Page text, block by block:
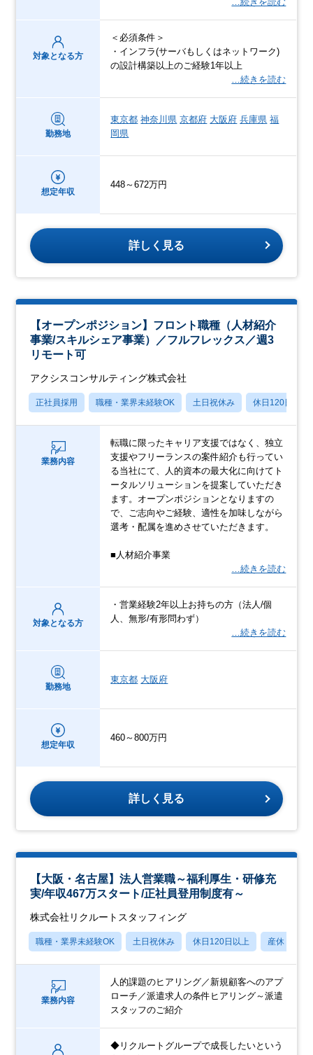
対象となる方
＜必須条件＞
・インフラ(サーバもしくはネットワーク)
の設計構築以上のご経験1年以上
…続きを読む
勤務地
東京都 神奈川県 京都府 大阪府 兵庫県 福
岡県
想定年収
448～672万円
詳しく見る
【オープンポジション】フロント職種（人材紹介
事業/スキルシェア事業）／フルフレックス／週3
リモート可
アクシスコンサルティング株式会社
正社員採用 職種・業界未経験OK 土日祝休み 休日120日以上
業務内容
転職に限ったキャリア支援ではなく、独立
支援やフリーランスの案件紹介も行ってい
る当社にて、人的資本の最大化に向けてト
ータルソリューションを提案していただき
ます。オープンポジションとなりますの
で、ご志向やご経験、適性を加味しながら
選考・配属を進めさせていただきます。
■人材紹介事業
…続きを読む
対象となる方
・営業経験2年以上お持ちの方（法人/個
人、無形/有形問わず）
…続きを読む
勤務地
東京都 大阪府
想定年収
460～800万円
詳しく見る
【大阪・名古屋】法人営業職～福利厚生・研修充
実/年収467万スタート/正社員登用制度有～
株式会社リクルートスタッフィング
職種・業界未経験OK 土日祝休み 休日120日以上 産休・育休
業務内容
人的課題のヒアリング／新規顧客へのアプ
ローチ／派遣求人の条件ヒアリング～派遣
スタッフのご紹介
◆リクルートグループで成長したいという